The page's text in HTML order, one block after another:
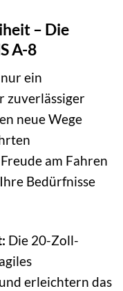
– Die
A-8
ein
zuverlässiger
neue Wege
am Fahren
Bedürfnisse
Die 20-Zoll-
erleichtern das